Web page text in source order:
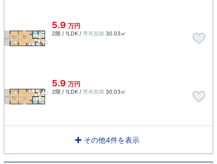
5.9 万円
2階 / 1LDK / 専有面積 30.03㎡
5.9 万円
2階 / 1LDK / 専有面積 30.03㎡
その他4件を表示